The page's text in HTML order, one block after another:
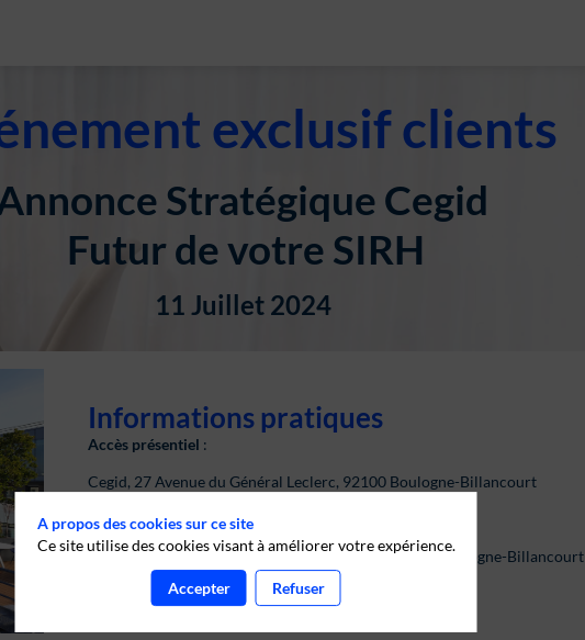
exclusif clients
Stratégique Cegid
Futur de votre SIRH
11 Juillet 2024
Informations pratiques
Accès présentiel :
Cegid, 27 Avenue du Général Leclerc, 92100 Boulogne-Billancourt
Stations de métro : Billancourt (ligne 9)
Bus : 389, N12, N61
Parking : Yespark, 82 Av. du Général Leclerc, 92100 Boulogne-Billancourt
Maps
A propos des cookies sur ce site
Ce site utilise des cookies visant à améliorer votre expérience.
Accepter Refuser